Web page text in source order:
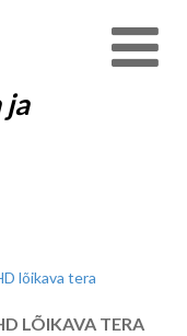
ja
LÕIKAVA TERA